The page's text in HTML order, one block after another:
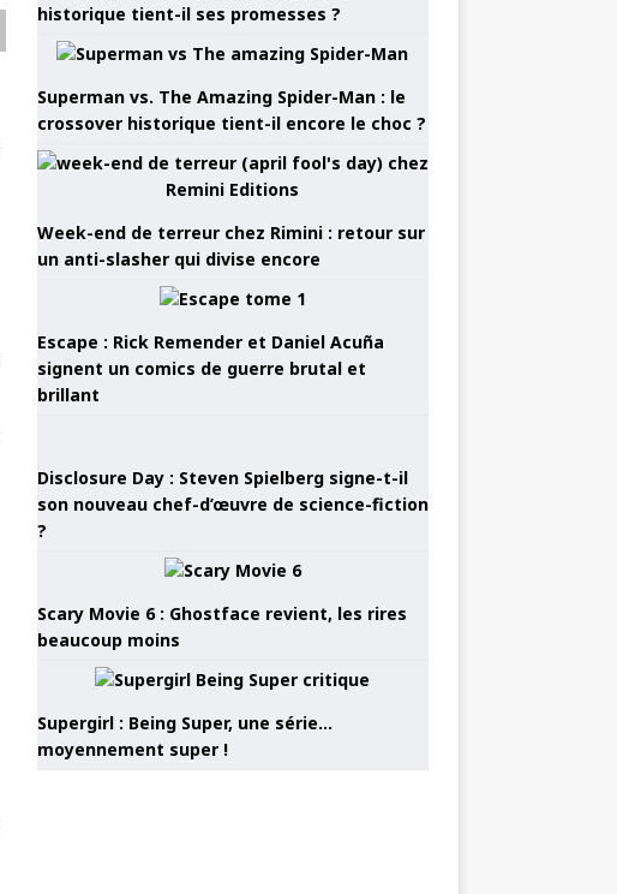
historique tient-il ses promesses ?
Superman vs. The Amazing Spider-Man : le
crossover historique tient-il encore le choc ?
Week-end de terreur chez Rimini : retour sur
un anti-slasher qui divise encore
Escape : Rick Remender et Daniel Acuña
signent un comics de guerre brutal et
brillant
Disclosure Day : Steven Spielberg signe-t-il
son nouveau chef-d’œuvre de science-fiction
?
Scary Movie 6 : Ghostface revient, les rires
beaucoup moins
Supergirl : Being Super, une série…
moyennement super !